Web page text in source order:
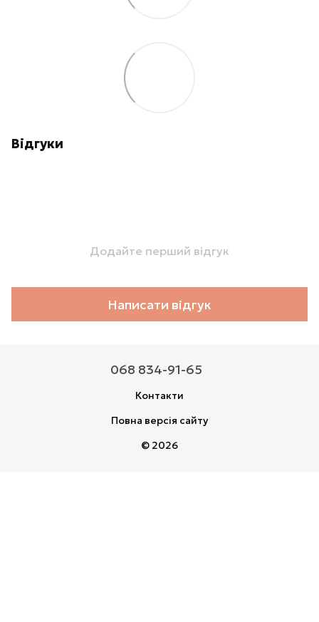
Відгуки
Додайте перший відгук
Написати відгук
068 834-91-65
Контакти
Повна версія сайту
© 2026